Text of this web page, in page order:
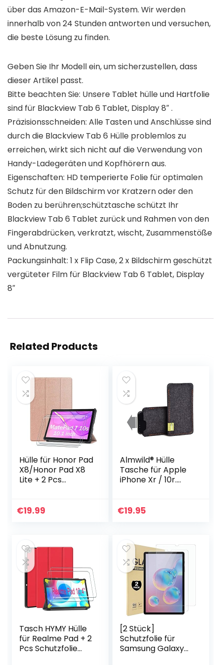
über das Amazon-E-Mail-System. Wir werden
innerhalb von 24 Stunden antworten und versuchen,
die beste Lösung zu finden.
Geben Sie Ihr Modell ein, um sicherzustellen, dass
dieser Artikel passt.
Bitte beachten Sie: Unsere Tablet hülle und Hartfolie
sind für Blackview Tab 6 Tablet, Display 8″ .
Präzisionsschneiden: Alle Tasten und Anschlüsse sind
durch die Blackview Tab 6 Hülle problemlos zu
erreichen, wirkt sich nicht auf die Verwendung von
Handy-Ladegeräten und Kopfhörern aus.
Eigenschaften: HD temperierte Folie für optimalen
Schutz für den Bildschirm vor Kratzern oder den
Boden zu berühren;schütztasche schützt Ihr
Blackview Tab 6 Tablet zurück und Rahmen von den
Fingerabdrücken, verkratzt, wischt, Zusammenstöße
und Abnutzung.
Packungsinhalt: 1 x Flip Case, 2 x Bildschirm geschützt
vergüteter Film für Blackview Tab 6 Tablet, Display
8″
Related Products
Hülle für Honor Pad
X8/Honor Pad X8
Lite + 2 Pcs
X8/Honor Pad X8
€19.99
Almwild® Hülle
Tasche für Apple
iPhone Xr / 10r.
Grau,Schwarz aus
€19.95
Tasch HYMY Hülle
für Realme Pad + 2
Pcs Schutzfolie
[2 Stück]
Schutzfolie für
Samsung Galaxy